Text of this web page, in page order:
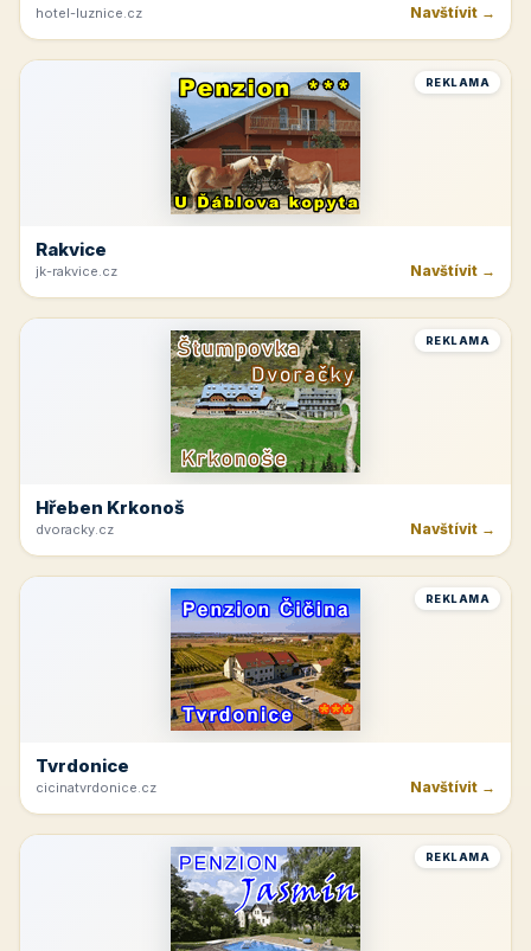
hotel-luznice.cz Navštívit →
REKLAMA
Rakvice
jk-rakvice.cz Navštívit →
REKLAMA
Hřeben Krkonoš
dvoracky.cz Navštívit →
REKLAMA
Tvrdonice
cicinatvrdonice.cz Navštívit →
REKLAMA